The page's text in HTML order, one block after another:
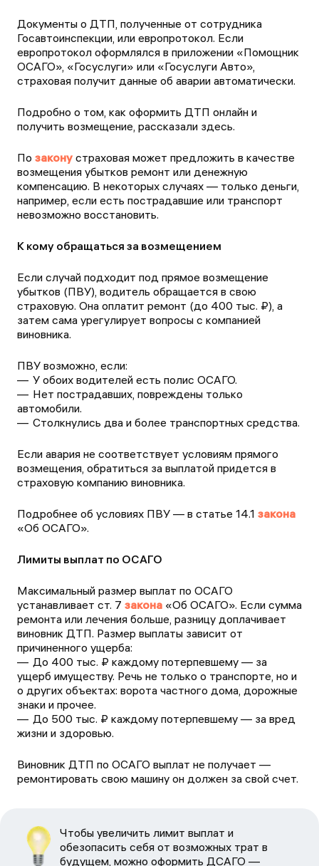
Документы о ДТП, полученные от сотрудника
Госавтоинспекции, или европротокол. Если
европротокол оформлялся в приложении «Помощник
ОСАГО», «Госуслуги» или «Госуслуги Авто»,
страховая получит данные об аварии автоматически.
Подробно о том, как оформить ДТП онлайн и
получить возмещение, рассказали здесь.
По закону страховая может предложить в качестве
возмещения убытков ремонт или денежную
компенсацию. В некоторых случаях — только деньги,
например, если есть пострадавшие или транспорт
невозможно восстановить.
К кому обращаться за возмещением
Если случай подходит под прямое возмещение
убытков (ПВУ), водитель обращается в свою
страховую. Она оплатит ремонт (до 400 тыс. ₽), а
затем сама урегулирует вопросы с компанией
виновника.
ПВУ возможно, если:
У обоих водителей есть полис ОСАГО.
Нет пострадавших, повреждены только
автомобили.
Столкнулись два и более транспортных средства.
Если авария не соответствует условиям прямого
возмещения, обратиться за выплатой придется в
страховую компанию виновника.
Подробнее об условиях ПВУ — в статье 14.1 закона
«Об ОСАГО».
Лимиты выплат по ОСАГО
Максимальный размер выплат по ОСАГО
устанавливает ст. 7 закона «Об ОСАГО». Если сумма
ремонта или лечения больше, разницу доплачивает
виновник ДТП. Размер выплаты зависит от
причиненного ущерба:
До 400 тыс. ₽ каждому потерпевшему — за
ущерб имуществу. Речь не только о транспорте, но и
о других объектах: ворота частного дома, дорожные
знаки и прочее.
До 500 тыс. ₽ каждому потерпевшему — за вред
жизни и здоровью.
Виновник ДТП по ОСАГО выплат не получает —
ремонтировать свою машину он должен за свой счет.
Чтобы увеличить лимит выплат и
обезопасить себя от возможных трат в
будущем, можно оформить ДСАГО —